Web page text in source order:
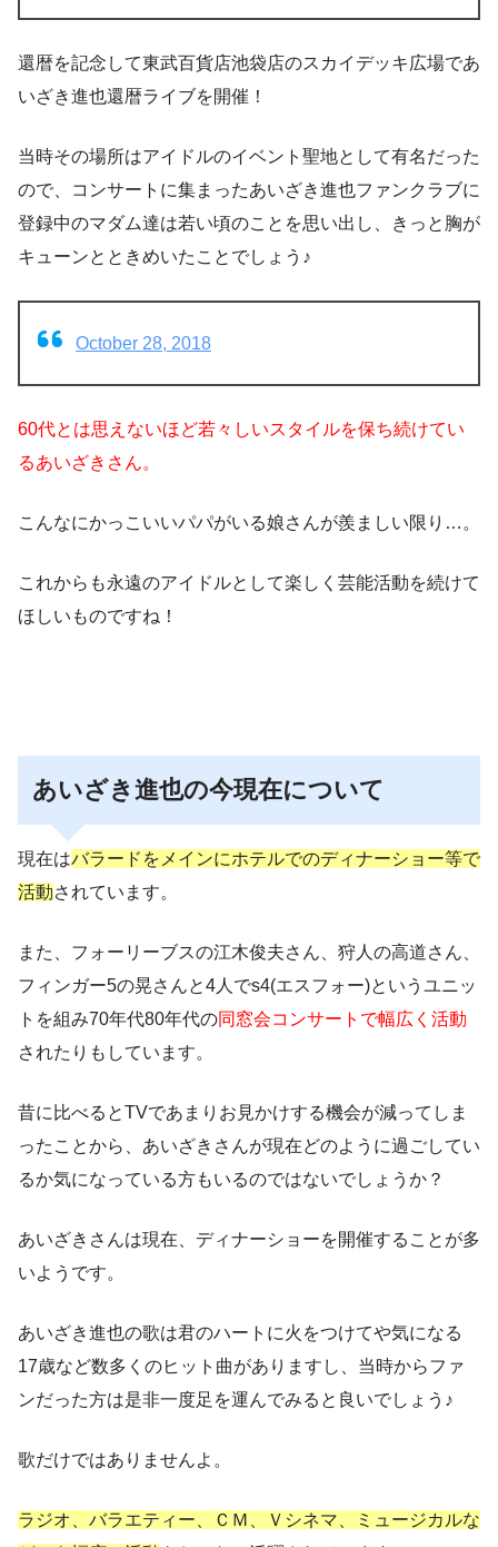
還暦を記念して東武百貨店池袋店のスカイデッキ広場であ
いざき進也還暦ライブを開催！
当時その場所はアイドルのイベント聖地として有名だった
ので、コンサートに集まったあいざき進也ファンクラブに
登録中のマダム達は若い頃のことを思い出し、きっと胸が
キューンとときめいたことでしょう♪
October 28, 2018
60代とは思えないほど若々しいスタイルを保ち続けてい
るあいざきさん。
こんなにかっこいいパパがいる娘さんが羨ましい限り…。
これからも永遠のアイドルとして楽しく芸能活動を続けて
ほしいものですね！
あいざき進也の今現在について
現在はバラードをメインにホテルでのディナーショー等で
活動されています。
また、フォーリーブスの江木俊夫さん、狩人の高道さん、
フィンガー5の晃さんと4人でs4(エスフォー)というユニッ
トを組み70年代80年代の同窓会コンサートで幅広く活動
されたりもしています。
昔に比べるとTVであまりお見かけする機会が減ってしま
ったことから、あいざきさんが現在どのように過ごしてい
るか気になっている方もいるのではないでしょうか？
あいざきさんは現在、ディナーショーを開催することが多
いようです。
あいざき進也の歌は君のハートに火をつけてや気になる
17歳など数多くのヒット曲がありますし、当時からファ
ンだった方は是非一度足を運んでみると良いでしょう♪
歌だけではありませんよ。
ラジオ、バラエティー、ＣＭ、Ｖシネマ、ミュージカルな